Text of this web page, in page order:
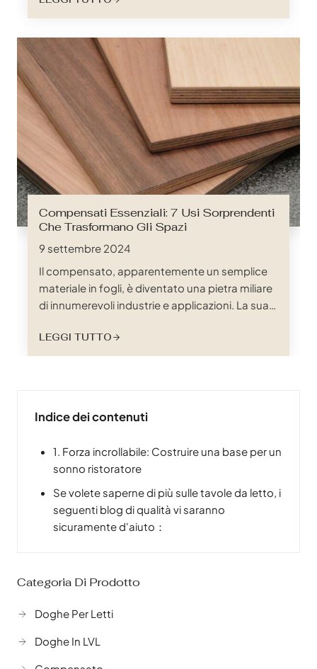
innegabilmente essenziale per un buon riposo
notturno, gli eroi spesso non celebrati del
sonno sono le doghe del letto. Questi umili
supporti svolgono un ruolo fondamentale…
Compensati Essenziali: 7 Usi Sorprendenti
Che Trasformano Gli Spazi
9 settembre 2024
Il compensato, apparentemente un semplice
materiale in fogli, è diventato una pietra miliare
di innumerevoli industrie e applicazioni. La sua
fatto un componente indispensabile
nell'edilizia, nella produzione di mobili, negli
compensato, rivelando la sua notevole
LEGGI TUTTO
Indice dei contenuti
1. Forza incrollabile: Costruire una base per un
sonno ristoratore
Se volete saperne di più sulle tavole da letto, i
seguenti blog di qualità vi saranno
sicuramente d'aiuto：
Categoria Di Prodotto
Doghe Per Letti
Doghe In LVL